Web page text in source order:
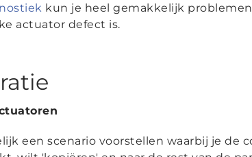
kun je heel gemakkelijk
actuator defect is.
een scenario voorstellen waarbij je de